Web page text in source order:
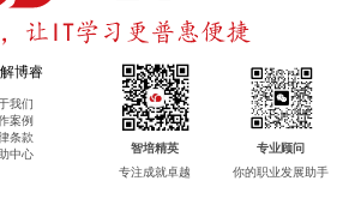
博睿
我们
案例
条款
中心
智培精英
专注成就卓越
专业顾问
你的职业发展助手